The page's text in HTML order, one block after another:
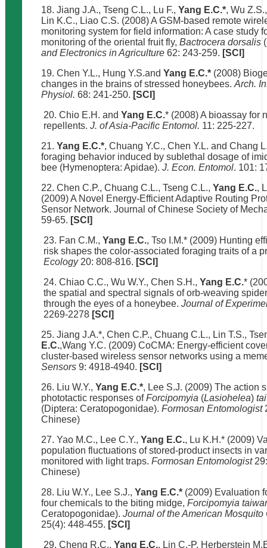
18. Jiang J.A., Tseng C.L., Lu F., Yang E.C.*, Wu
Lin K.C., Liao C.S. (2008) A GSM-based remote
monitoring system for field information: A case study
monitoring of the oriental fruit fly, Bactrocera dorsalis
and Electronics in Agriculture 62: 243-259. [SCI]
19. Chen Y.L., Hung Y.S.and Yang E.C.* (2008)
changes in the brains of stressed honeybees. Arch.
Physiol. 68: 241-250. [SCI]
20. Chio E.H. andYang E.C.* (2008) A bioassay for
repellents.J. of Asia-Pacific Entomol. 11: 225-227.
21. Yang E.C.*, Chuang Y.C., Chen Y.L. and Chang
foraging behavior induced by sublethal dosage of
bee (Hymenoptera: Apidae). J. Econ. Entomol. 101:
22. Chen C.P., Chuang C.L., Tseng C.L., Yang E.C.,
(2009) A Novel Energy-Efficient Adaptive Routing
Sensor Network. Journal of Chinese Society of
59-65. [SCI]
23. Fan C.M.,Yang E.C., Tso I.M.* (2009) Hunting
risk shapes the color-associated foraging traits of a
Ecology20: 808-816. [SCI]
24. Chiao C.C., Wu W.Y., Chen S.H.,Yang E.C.*
the spatial and spectral signals of orb-weaving
through the eyes of a honeybee.Journal of
2269-2278 [SCI]
25. Jiang J.A.*, Chen C.P., Chuang C.L., Lin T.S.,
E.C.,Wang Y.C. (2009) CoCMA: Energy-efficient
cluster-based wireless sensor networks using a
Sensors 9: 4918-4940. [SCI]
26. Liu W.Y., Yang E.C.*, Lee S.J. (2009) The action
phototactic responses ofForcipomyia (Lasiohelea)
(Diptera: Ceratopogonidae). Formosan Entomologist
Chinese)
27. Yao M.C., Lee C.Y., Yang E.C., Lu K.H.* (2009)
population fluctuations of stored-product insects in
monitored with light traps. Formosan Entomologist
Chinese)
28. Liu W.Y., Lee S.J., Yang E.C.* (2009) Evaluation
four chemicals to the biting midge, Forcipomyia
Ceratopogonidae). Journal of the American
25(4): 448-455. [SCI]
29. Cheng R.C.,Yang E.C., Lin C.-P. Herberstein